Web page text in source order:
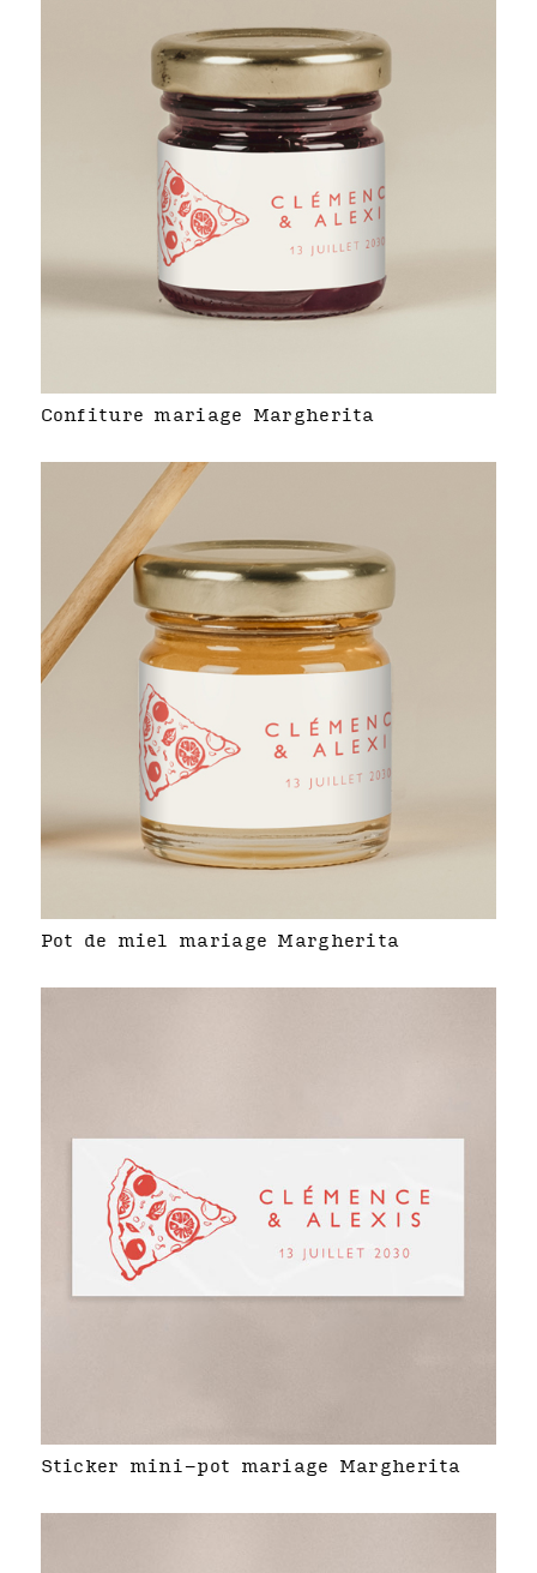
Confiture mariage Margherita
Pot de miel mariage Margherita
Sticker mini-pot mariage Margherita